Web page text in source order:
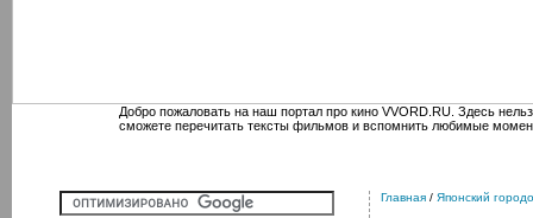
Добро пожаловать на наш портал про кино VVORD.RU. Здесь
сможете перечитать тексты фильмов и вспомнить любимые
Главная / Японский